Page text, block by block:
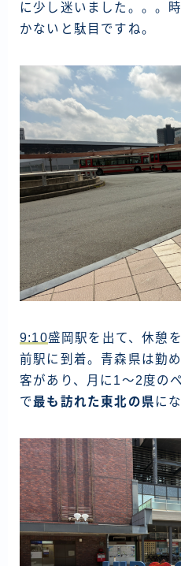
ベトナム
バングラディッシュ
ブータン
ネパール
インド
世界一周旅行前～準備～
FIRE後の日常
アニメ
映画
ポートフォリオ
資産運用
お問い合わせ
に少し迷いました。。。
かないと駄目ですね。
9:10盛岡駅を出て、休憩
前駅に到着。青森県は勤
客があり、月に1～2度の
で最も訪れた東北の県 に